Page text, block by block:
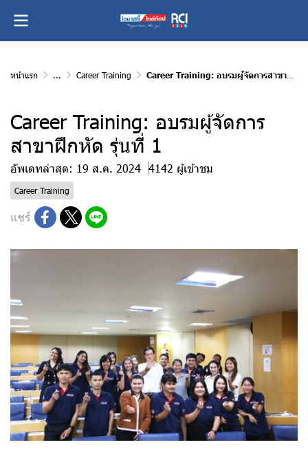
หน้าแรก ... Career Training Career Training: อบรมผู้จัดการสาขาฝึกหัด รุ่นที่ 1
Career Training: อบรมผู้จัดการ
สาขาฝึกหัด รุ่นที่ 1
อัพเดทล่าสุด: 19 ส.ค. 2024 4142 ผู้เข้าชม
Career Training
แชร์